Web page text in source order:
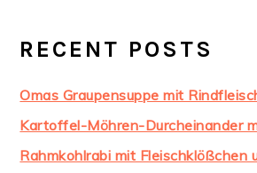
RECENT POSTS
Omas Graupensuppe mit
Kartoffel-Möhren-Durcheinander
Rahmkohlrabi mit Fleischklößchen